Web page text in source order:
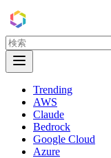
Trending
AWS
Claude
Bedrock
Google Cloud
Azure